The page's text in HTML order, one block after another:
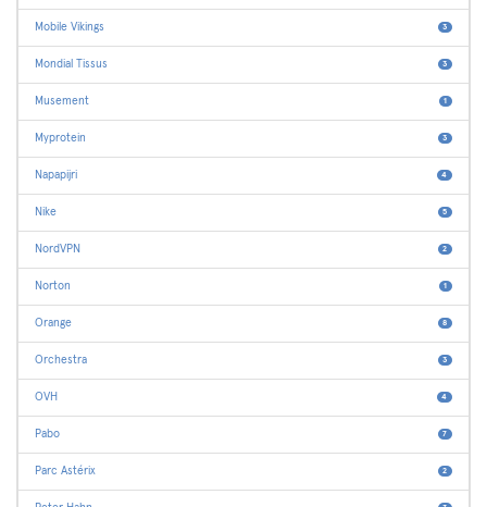
Mobile Vikings 3
Mondial Tissus 3
Musement 1
Myprotein 3
Napapijri 4
Nike 5
NordVPN 2
Norton 1
Orange 8
Orchestra 3
OVH 4
Pabo 7
Parc Astérix 2